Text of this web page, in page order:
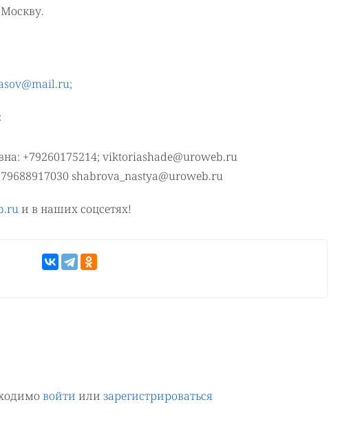
+79260175214; viktoriashade@uroweb.ru
shabrova_nastya@uroweb.ru
и в наших соцсетях!
войти или зарегистрироваться